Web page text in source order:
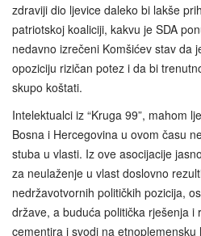
zdraviji dio ljevice daleko bi lakše
patriotskoj koaliciji, kakvu je SDA
nedavno izrečeni Komšićev stav da
opoziciju rizičan potez i da bi
skupo koštati.
Intelektualci iz “Kruga 99”, mahom
Bosna i Hercegovina u ovom času
stuba u vlasti. Iz ove asocijacije
za neulaženje u vlast doslovno
nedržavotvornih političkih pozicija,
države, a buduća politička rješenja i
cementira i svodi na etnoplemensku